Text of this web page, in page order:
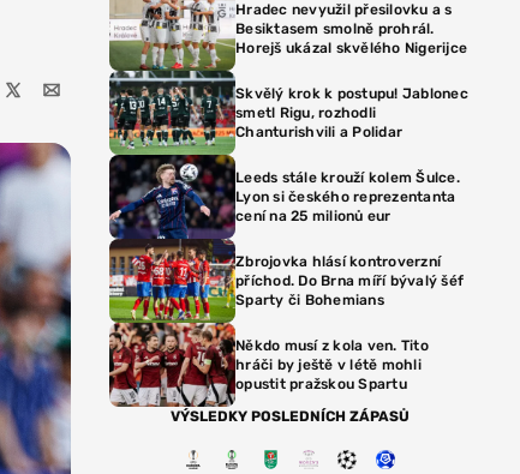
Hradec nevyužil přesilovku a s
Besiktasem smolně prohrál.
Horejš ukázal skvělého Nigerijce
Skvělý krok k postupu! Jablonec
smetl Rigu, rozhodli
Chanturishvili a Polidar
Leeds stále krouží kolem Šulce.
Lyon si českého reprezentanta
cení na 25 milionů eur
Zbrojovka hlásí kontroverzní
příchod. Do Brna míří bývalý šéf
Sparty či Bohemians
Někdo musí z kola ven. Tito
hráči by ještě v létě mohli
opustit pražskou Spartu
VÝSLEDKY POSLEDNÍCH ZÁPASŮ